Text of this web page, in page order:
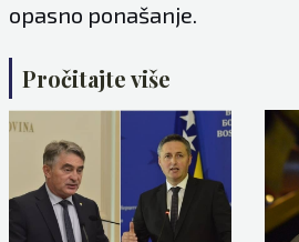
opasno ponašanje.
Pročitajte više